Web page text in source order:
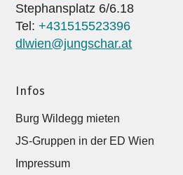
Stephansplatz 6/6.18
Tel:+431515523396
dlwien@jungschar.at
Infos
Burg Wildegg mieten
JS-Gruppen in der ED Wien
Impressum